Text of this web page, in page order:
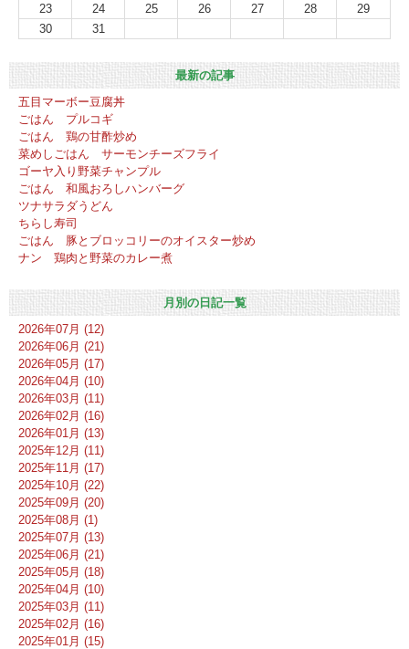
23
24 25 26 27 28
29
30
31
最新の記事
五目マーボー豆腐丼
ごはん プルコギ
ごはん 鶏の甘酢炒め
菜めしごはん サーモンチーズフライ
ゴーヤ入り野菜チャンプル
ごはん 和風おろしハンバーグ
ツナサラダうどん
ちらし寿司
ごはん 豚とブロッコリーのオイスター炒め
ナン 鶏肉と野菜のカレー煮
月別の日記一覧
2026年07月 (12)
2026年06月 (21)
2026年05月 (17)
2026年04月 (10)
2026年03月 (11)
2026年02月 (16)
2026年01月 (13)
2025年12月 (11)
2025年11月 (17)
2025年10月 (22)
2025年09月 (20)
2025年08月 (1)
2025年07月 (13)
2025年06月 (21)
2025年05月 (18)
2025年04月 (10)
2025年03月 (11)
2025年02月 (16)
2025年01月 (15)